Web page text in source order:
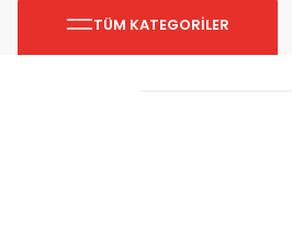
TÜM KATEGORİLER